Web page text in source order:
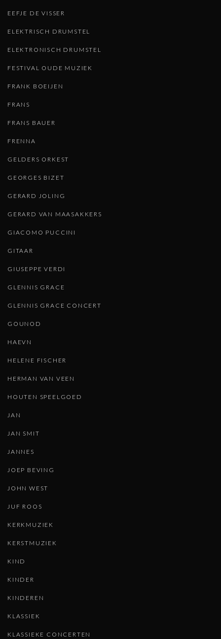
EEFJE DE VISSER
ELEKTRISCH DRUMSTEL
ELEKTRONISCH DRUMSTEL
FESTIVAL OUDE MUZIEK
FRANK BOEIJEN
FRANS
FRANS BAUER
FRENNA
GELDERS ORKEST
GEORGES BIZET
GERARD JOLING
GERARD VAN MAASAKKERS
GIACOMO PUCCINI
GITAAR
GIUSEPPE VERDI
GLENNIS GRACE
GLENNIS GRACE CONCERT
GOUNOD
HAEVN
HELENE FISCHER
HERMAN VAN VEEN
HOUTEN SPEELGOED
JAN
JAN SMIT
JANNES
JOEP BEVING
JOHN WEST
JUF ROOS
KERKMUZIEK
KERSTMUZIEK
KIND
KINDER
KINDEREN
KLASSIEK
KLASSIEKE CONCERTEN